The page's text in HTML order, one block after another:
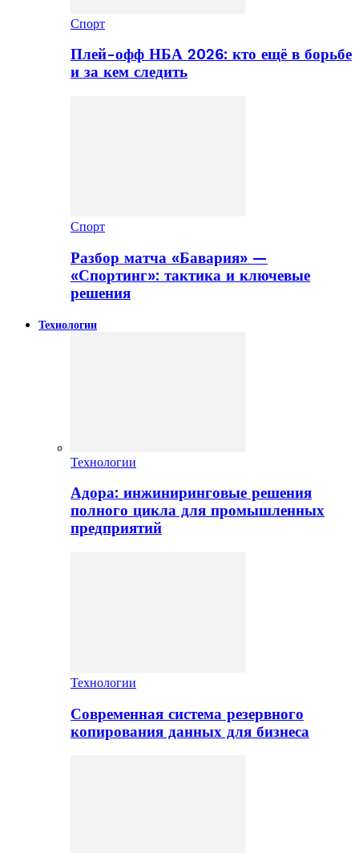
Спорт
Плей-офф НБА 2026: кто ещё в борьбе
и за кем следить
Спорт
Разбор матча «Бавария» —
«Спортинг»: тактика и ключевые
решения
Технологии
Технологии
Адора: инжиниринговые решения
полного цикла для промышленных
предприятий
Технологии
Современная система резервного
копирования данных для бизнеса